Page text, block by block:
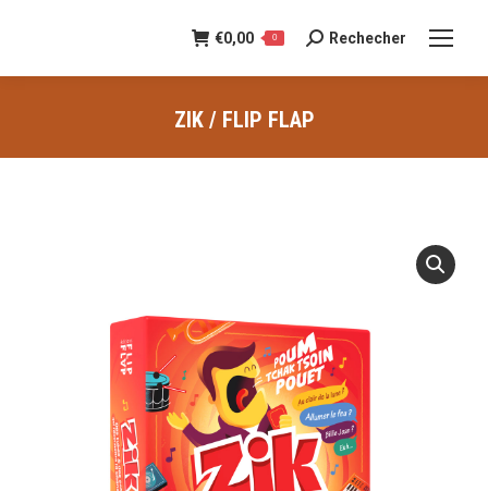
€0,00 0
Recherche
:
Rechecher
ZIK / FLIP FLAP